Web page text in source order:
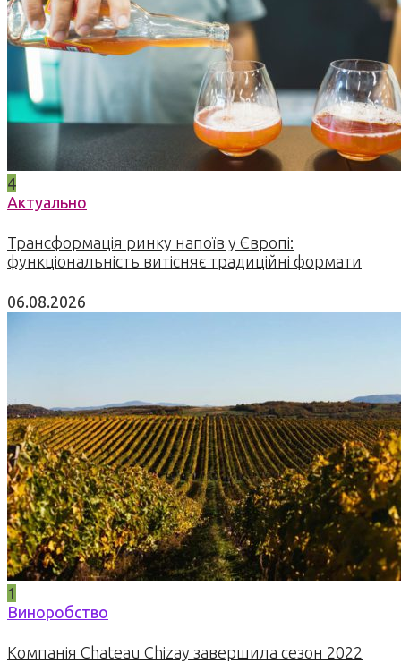
4
Актуально
Трансформація ринку напоїв у Європі:
функціональність витісняє традиційні формати
06.08.2026
1
Виноробство
Компанія Chateau Chizay завершила сезон 2022